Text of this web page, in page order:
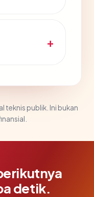
teknis publik. Ini bukan
detik.